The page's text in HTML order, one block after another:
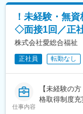
気あふれる
・当社には多
研修期間後も
方法を学ぶ
変更の範囲：
ます。
【ポジション
・長期間の研
全く無い方で
・業界トップ
を通して最
・正社員登
登用となり
して安定就
！未経験・無
◇面接1回／正
株式会社愛総合福祉
正社員 転勤なし
仕事内容
【未経験の
格取得制度